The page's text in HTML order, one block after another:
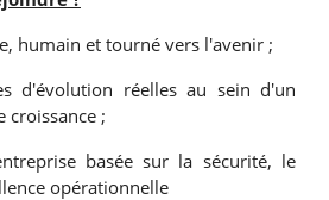
humain et tourné vers l'avenir ;
d'évolution réelles au sein d'un
croissance ;
basée sur la sécurité, le
opérationnelle